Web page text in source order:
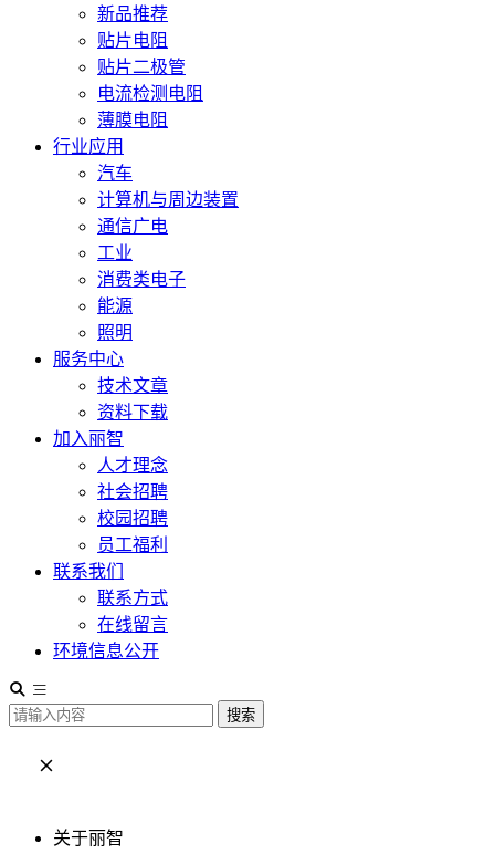
新品推荐
贴片电阻
贴片二极管
电流检测电阻
薄膜电阻
行业应用
汽车
计算机与周边装置
通信广电
工业
消费类电子
能源
照明
服务中心
技术文章
资料下载
加入丽智
人才理念
社会招聘
校园招聘
员工福利
联系我们
联系方式
在线留言
环境信息公开
搜索
关于丽智